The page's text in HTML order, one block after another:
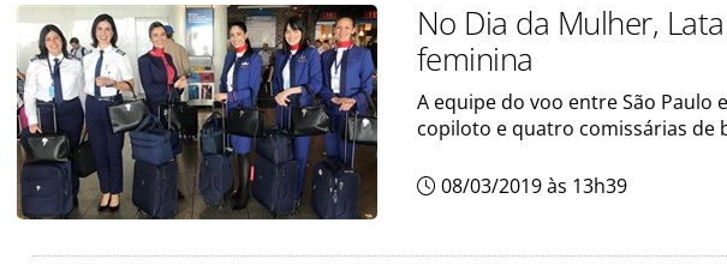
No Dia da Mulher,
feminina
A equipe do voo entre São
copiloto e quatro comissárias de
08/03/2019 às 13h39